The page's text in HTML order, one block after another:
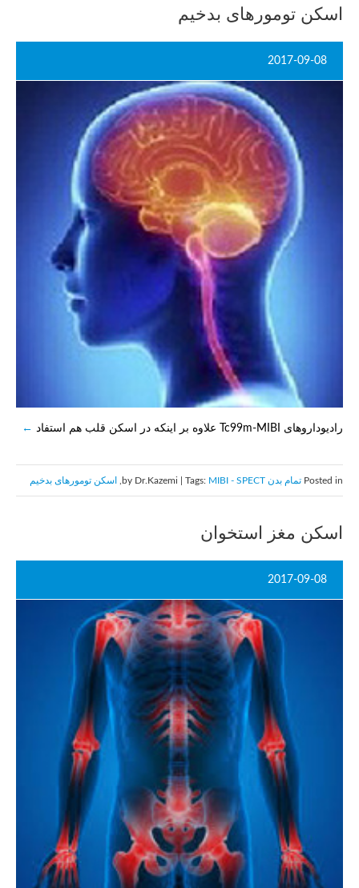
اسکن تومورهای بدخیم
2017-09-08
رادیوداروهای Tc99m-MIBI علاوه بر اینکه در اسکن قلب هم استفاد
Posted in تمام بدن MIBI - SPECT اسکن تومورهای بدخیم
اسکن مغز استخوان
2017-09-08